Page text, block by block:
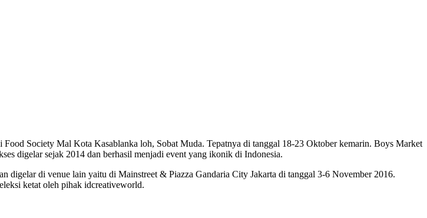
Society Mal Kota Kasablanka loh, Sobat Muda. Tepatnya di tanggal 18-23 Oktober kemarin. Boys Market
digelar sejak 2014 dan berhasil menjadi event yang ikonik di Indonesia.
di venue lain yaitu di Mainstreet & Piazza Gandaria City Jakarta di tanggal 3-6 November 2016.
ketat oleh pihak idcreativeworld.